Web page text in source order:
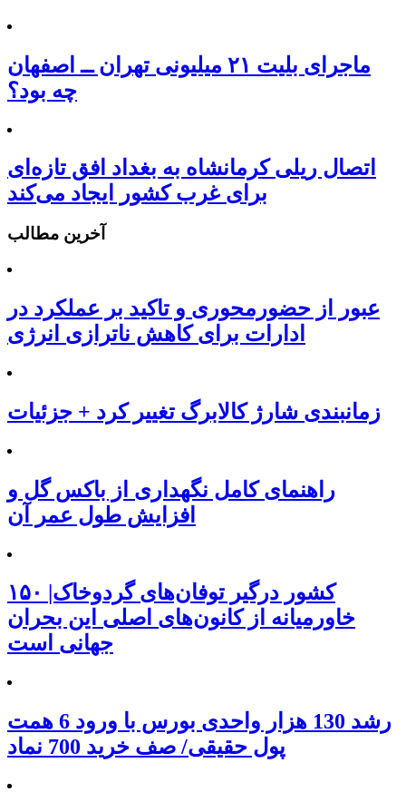
ماجرای بلیت ۲۱ میلیونی تهران ــ اصفهان
چه بود؟
اتصال ریلی کرمانشاه به بغداد افق تازه‌ای
برای غرب کشور ایجاد می‌کند
آخرین مطالب
عبور از حضورمحوری و تاکید بر عملکرد در
ادارات برای کاهش ناترازی انرژی
زمانبندی شارژ کالابرگ تغییر کرد + جزئیات
راهنمای کامل نگهداری از باکس گل و
افزایش طول عمر آن
۱۵۰ کشور درگیر توفان‌های گردوخاک|
خاورمیانه از کانون‌های اصلی این بحران
جهانی است
رشد 130 هزار واحدی بورس با ورود 6 همت
پول حقیقی/ صف خرید 700 نماد